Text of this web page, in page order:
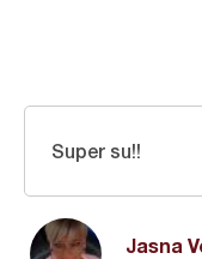
Jasna
Super su!!